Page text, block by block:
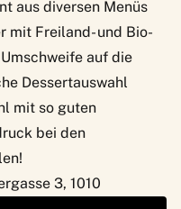
aus diversen Menüs
mit Freiland- und Bio-
auf die
Dessertauswahl
mit so guten
bei den
3, 1010